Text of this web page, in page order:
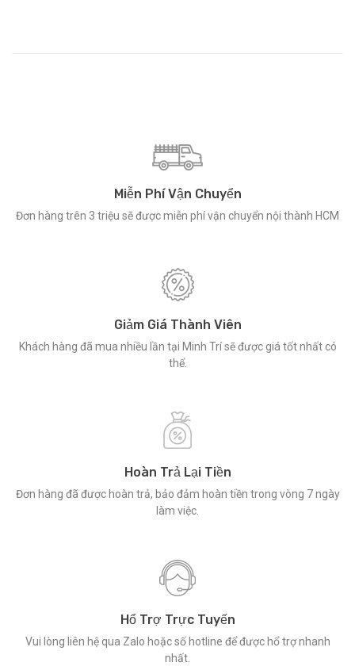
Miễn Phí Vận Chuyển
Đơn hàng trên 3 triệu sẽ được miễn phí vận chuyển nội thành HCM
Giảm Giá Thành Viên
Khách hàng đã mua nhiều lần tại Minh Trí sẽ được giá tốt nhất có
thể.
Hoàn Trả Lại Tiền
Đơn hàng đã được hoàn trả, bảo đảm hoàn tiền trong vòng 7 ngày
làm việc.
Hổ Trợ Trực Tuyến
Vui lòng liên hệ qua Zalo hoặc số hotline để được hổ trợ nhanh
nhất.